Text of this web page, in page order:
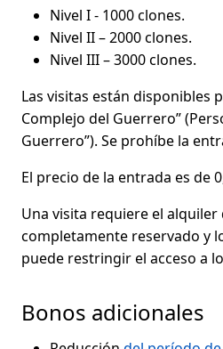
Nivel I - 1000 clones.
Nivel II – 2000 clones.
Nivel III – 3000 clones.
Las visitas están disponibles
Complejo del Guerrero”
Guerrero”). Se prohíbe la
El precio de la entrada es de
Una visita requiere el
completamente reservado y
puede restringir el acceso a
Bonos adicionales